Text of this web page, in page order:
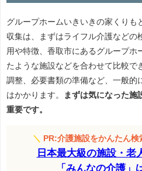
グループホームいきいきの家くりも
収集は、まずはライフル介護などの
用や特徴、香取市にあるグループホ
たような施設などを合わせて比較で
調整、必要書類の準備など、一般的
はかかります。
まずは気になった施
重要です。
＼ PR:介護施設をかんたん検
日本最大級の施設・老
「みんなの介護」